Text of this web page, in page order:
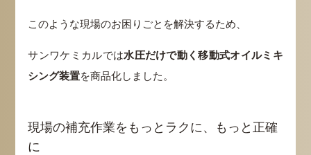
このような現場のお困りごとを解決するため、
サンワケミカルでは水圧だけで動く移動式オイルミキ
シング装置を商品化しました。
現場の補充作業をもっとラクに、もっと正確
に